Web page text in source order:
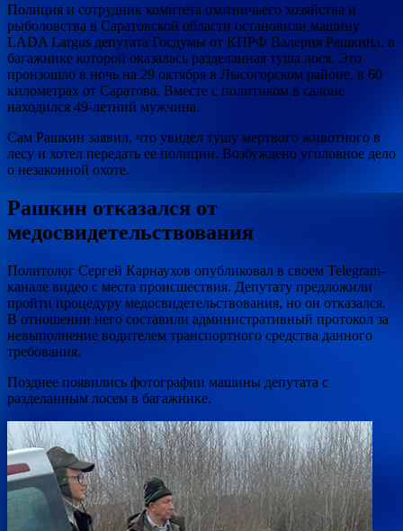
Полиция и сотрудник комитета охотничьего хозяйства и
рыболовства в Саратовской области остановили машину
LADA Largus депутата Госдумы от КПРФ Валерия Рашкина, в
багажнике которой оказалась разделанная туша лося. Это
произошло в ночь на 29 октября в Лысогорском районе, в 60
километрах от Саратова. Вместе с политиком в салоне
находился 49-летний мужчина.
Сам Рашкин заявил, что увидел тушу мертвого животного в
лесу и хотел передать ее полиции. Возбуждено уголовное дело
о незаконной охоте.
Рашкин отказался от
медосвидетельствования
Политолог Сергей Карнаухов опубликовал в своем Telegram-
канале видео с места происшествия. Депутату предложили
пройти процедуру медосвидетельствования, но он отказался.
В отношении него составили административный протокол за
невыполнение водителем транспортного средства данного
требования.
Позднее появились фотографии машины депутата с
разделанным лосем в багажнике.